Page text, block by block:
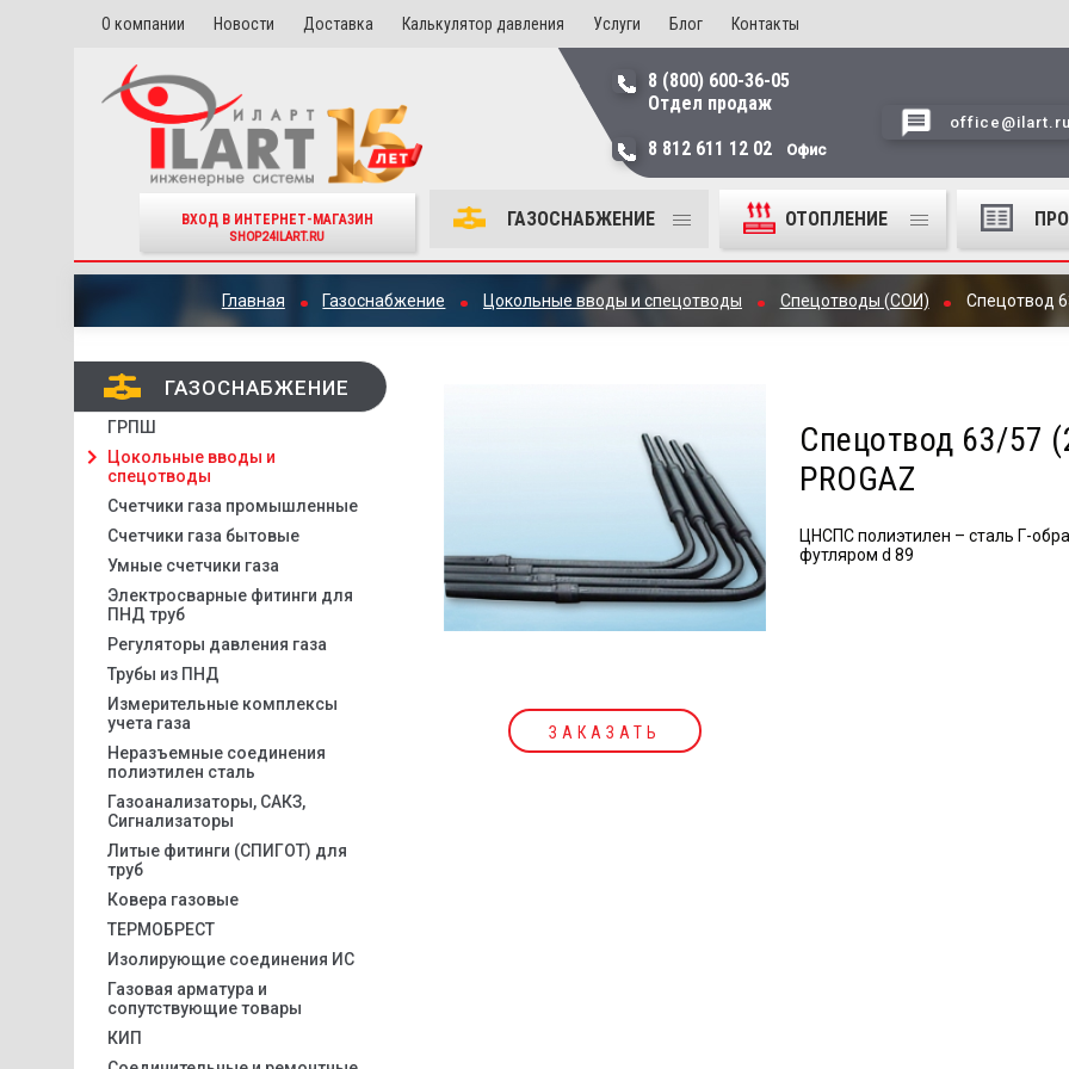
О компании Новости Доставка Калькулятор давления Услуги Блог Контакты
ВХОД В ИНТЕРНЕТ-МАГАЗИН
SHOP24ILART.RU
8 (800) 600-36-05
Отдел продаж
8 812 611 12 02
Офис
office@ilart.ru
ГАЗОСНАБЖЕНИЕ ОТОПЛЕНИЕ
Главная Газоснабжение Цокольные вводы и спецотводы Спецотводы (СОИ) Спецотвод
ГАЗОСНАБЖЕНИЕ
ГРПШ
Цокольные вводы и
спецотводы
Счетчики газа промышленные
Счетчики газа бытовые
Умные счетчики газа
Электросварные фитинги для
ПНД труб
Регуляторы давления газа
Трубы из ПНД
Измерительные комплексы
учета газа
Неразъемные соединения
полиэтилен сталь
Газоанализаторы, САКЗ,
Сигнализаторы
Литые фитинги (СПИГОТ) для
труб
Ковера газовые
ТЕРМОБРЕСТ
Изолирующие соединения ИС
Газовая арматура и
сопутствующие товары
КИП
ЗАКАЗАТЬ
Спецотвод 63/57
PROGAZ
ЦНСПС полиэтилен – сталь Г-
футляром d 89